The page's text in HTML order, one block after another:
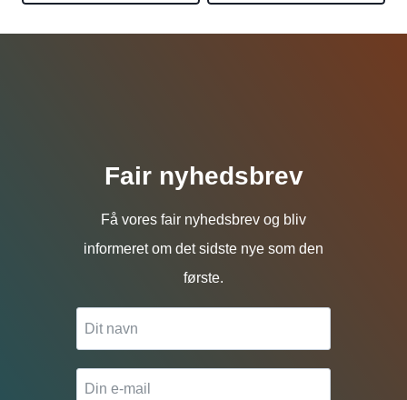
var:
999,00 kr..
er:
479,00 kr..
var:
1.099,00 kr..
er:
599,00
Fair nyhedsbrev
Få vores fair nyhedsbrev og bliv
informeret om det sidste nye som den
første.